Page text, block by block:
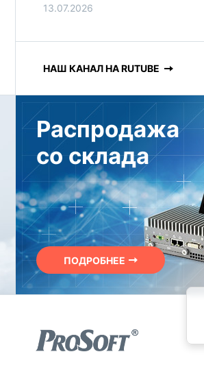
13.07.2026
НАШ КАНАЛ НА RUTUBE
Распродажа
со склада
ПОДРОБНЕЕ